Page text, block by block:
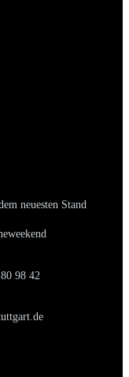
neuesten Stand
98 42